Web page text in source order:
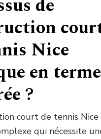
de
Nice
en
?
court de tennis
qui nécessite